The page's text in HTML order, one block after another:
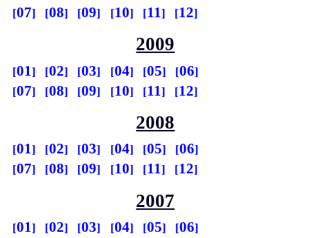
07
08 09 10 11 12
2009
01 02 03 04 05
06
07
08 09 10 11 12
2008
01 02 03 04 05
06
07
08 09 10 11 12
2007
01 02 03 04 05
06